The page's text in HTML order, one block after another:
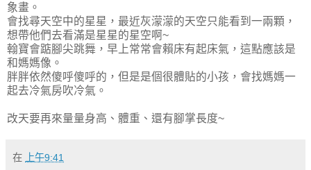
象畫。
會找尋天空中的星星，最近灰濛濛的天空只能看到一兩顆，
想帶他們去看滿是星星的星空啊~
翰寶會踮腳尖跳舞，早上常常會賴床有起床氣，這點應該是
和媽媽像。
胖胖依然傻呼傻呼的，但是是個很體貼的小孩，會找媽媽一
起去冷氣房吹冷氣。
改天要再來量量身高、體重、還有腳掌長度~
在 上午9:41